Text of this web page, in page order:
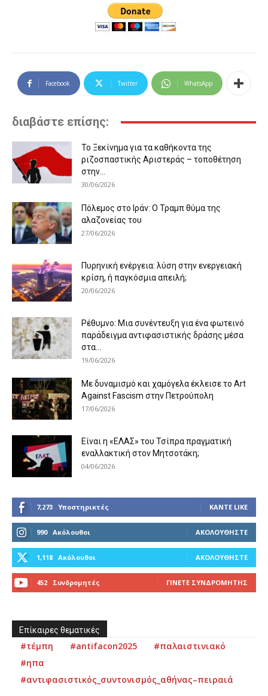
Facebook Twitter WhatsApp
διαβάστε επίσης:
Το Ξεκίνημα για τα καθήκοντα της
ριζοσπαστικής Αριστεράς – τοποθέτηση
στην...
30/06/2026
Πόλεμος στο Ιράν: Ο Τραμπ θύμα της
αλαζονείας του
27/06/2026
Πυρηνική ενέργεια: λύση στην ενεργειακή
κρίση, ή παγκόσμια απειλή;
20/06/2026
Ρέθυμνο: Μια συνέντευξη για ένα φωτεινό
παράδειγμα αντιφασιστικής δράσης μέσα
στα...
19/06/2026
Με δυναμισμό και χαμόγελα έκλεισε το Art
Against Fascism στην Πετρούπολη
17/06/2026
Είναι η «ΕΛΑΣ» του Τσίπρα πραγματική
εναλλακτική στον Μητσοτάκη;
04/06/2026
7,273 Υποστηρικτές ΚΆΝΤΕ LIKE
990 Ακόλουθοι ΑΚΟΛΟΥΘΉΣΤΕ
1,118 Ακόλουθοι ΑΚΟΛΟΥΘΉΣΤΕ
452 Συνδρομητές ΓΊΝΕΤΕ ΣΥΝΔΡΟΜΗΤΉΣ
Επίκαιρες θεματικές
#τέμπη #antifacon2025
#παλαιστινιακό
#ηπα
#αντιφασιστικός_συντονισμός_αθήνας–πειραιά